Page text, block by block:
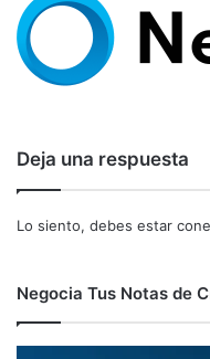
Deja una respuesta
Lo siento, debes estar
Negocia Tus Notas de